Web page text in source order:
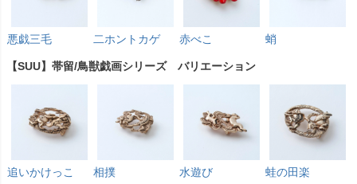
悪戯三毛 二ホントカゲ 赤べこ 蛸
【SUU】帯留/鳥獣戯画シリーズ バリエーション
追いかけっこ 相撲 水遊び 蛙の田楽